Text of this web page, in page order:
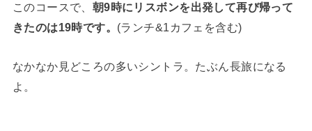
このコースで、 朝9時にリスボンを出発して再び帰って
きたのは19時です。 (ランチ&1カフェを含む)
なかなか見どころの多いシントラ。たぶん長旅になる
よ。